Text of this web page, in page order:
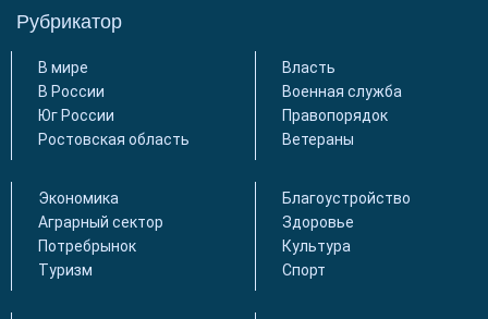
Рубрикатор
В мире
В России
Юг России
Ростовская область
Власть
Военная служба
Правопорядок
Ветераны
Экономика
Аграрный сектор
Потребрынок
Туризм
Благоустройство
Здоровье
Культура
Спорт